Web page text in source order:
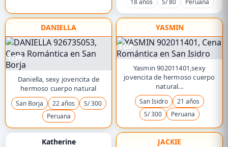
18 años
S/ 80 Peruana
DANIELLA
TOP
Daniella, sexy jovencita de
hermoso cuerpo natural
San Borja 22 años
S/ 300
Peruana
YASMIN
TOP
Yasmin 902011401,sexy
jovencita de hermoso cuerpo
natural...
San Isidro
21 años
S/ 300
Peruana
Katherine JACKIE